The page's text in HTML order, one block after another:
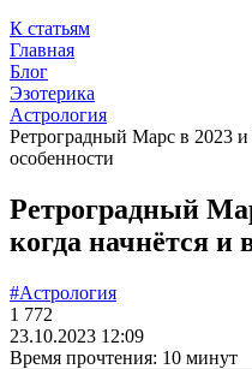
К статьям
Главная
Блог
Эзотерика
Астрология
Ретроградный Марс в 2023 и
особенности
Ретроградный
когда начнётся и
#Астрология
1 772
23.10.2023 12:09
Время прочтения: 10 минут